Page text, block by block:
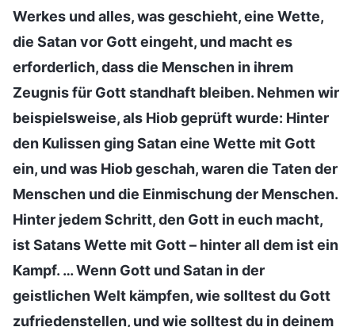
Werkes und alles, was geschieht, eine Wette,
die Satan vor Gott eingeht, und macht es
erforderlich, dass die Menschen in ihrem
Zeugnis für Gott standhaft bleiben. Nehmen wir
beispielsweise, als Hiob geprüft wurde: Hinter
den Kulissen ging Satan eine Wette mit Gott
ein, und was Hiob geschah, waren die Taten der
Menschen und die Einmischung der Menschen.
Hinter jedem Schritt, den Gott in euch macht,
ist Satans Wette mit Gott – hinter all dem ist ein
Kampf. … Wenn Gott und Satan in der
geistlichen Welt kämpfen, wie solltest du Gott
zufriedenstellen, und wie solltest du in deinem